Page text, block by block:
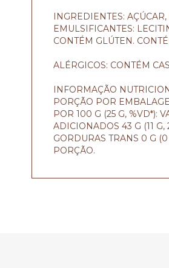
INGREDIENTES:
EMULSIFICANTES:
CONTÉM GLÚTEN.
ALÉRGICOS: CONTÉM
INFORMAÇÃO
PORÇÃO POR
POR 100 G (25 G, %VD*):
ADICIONADOS 43 G (11 G,
GORDURAS TRANS 0 G
PORÇÃO.